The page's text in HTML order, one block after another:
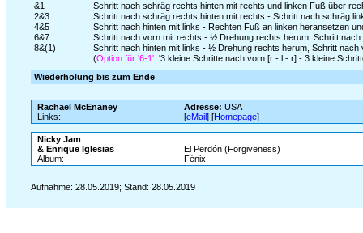
&1
Schritt nach schräg rechts hinten mit rechts und linken Fuß über
2&3
Schritt nach schräg rechts hinten mit rechts - Schritt nach schräg
4&5
Schritt nach hinten mit links - Rechten Fuß an linken heransetzen
6&7
Schritt nach vorn mit rechts - ½ Drehung rechts herum, Schritt
8&(1)
Schritt nach hinten mit links - ½ Drehung rechts herum, Schritt
(Option für '6-1': '3 kleine Schritte nach vorn [r - l - r] - 3 kleine
Wiederholung bis zum Ende
Rachael McEnaney Adresse: USA
Links:
[eMail] [Homepage]
Nicky Jam
& Enrique Iglesias
El Perdón (Forgiveness)
Album:
Fénix
Aufnahme: 28.05.2019; Stand: 28.05.2019